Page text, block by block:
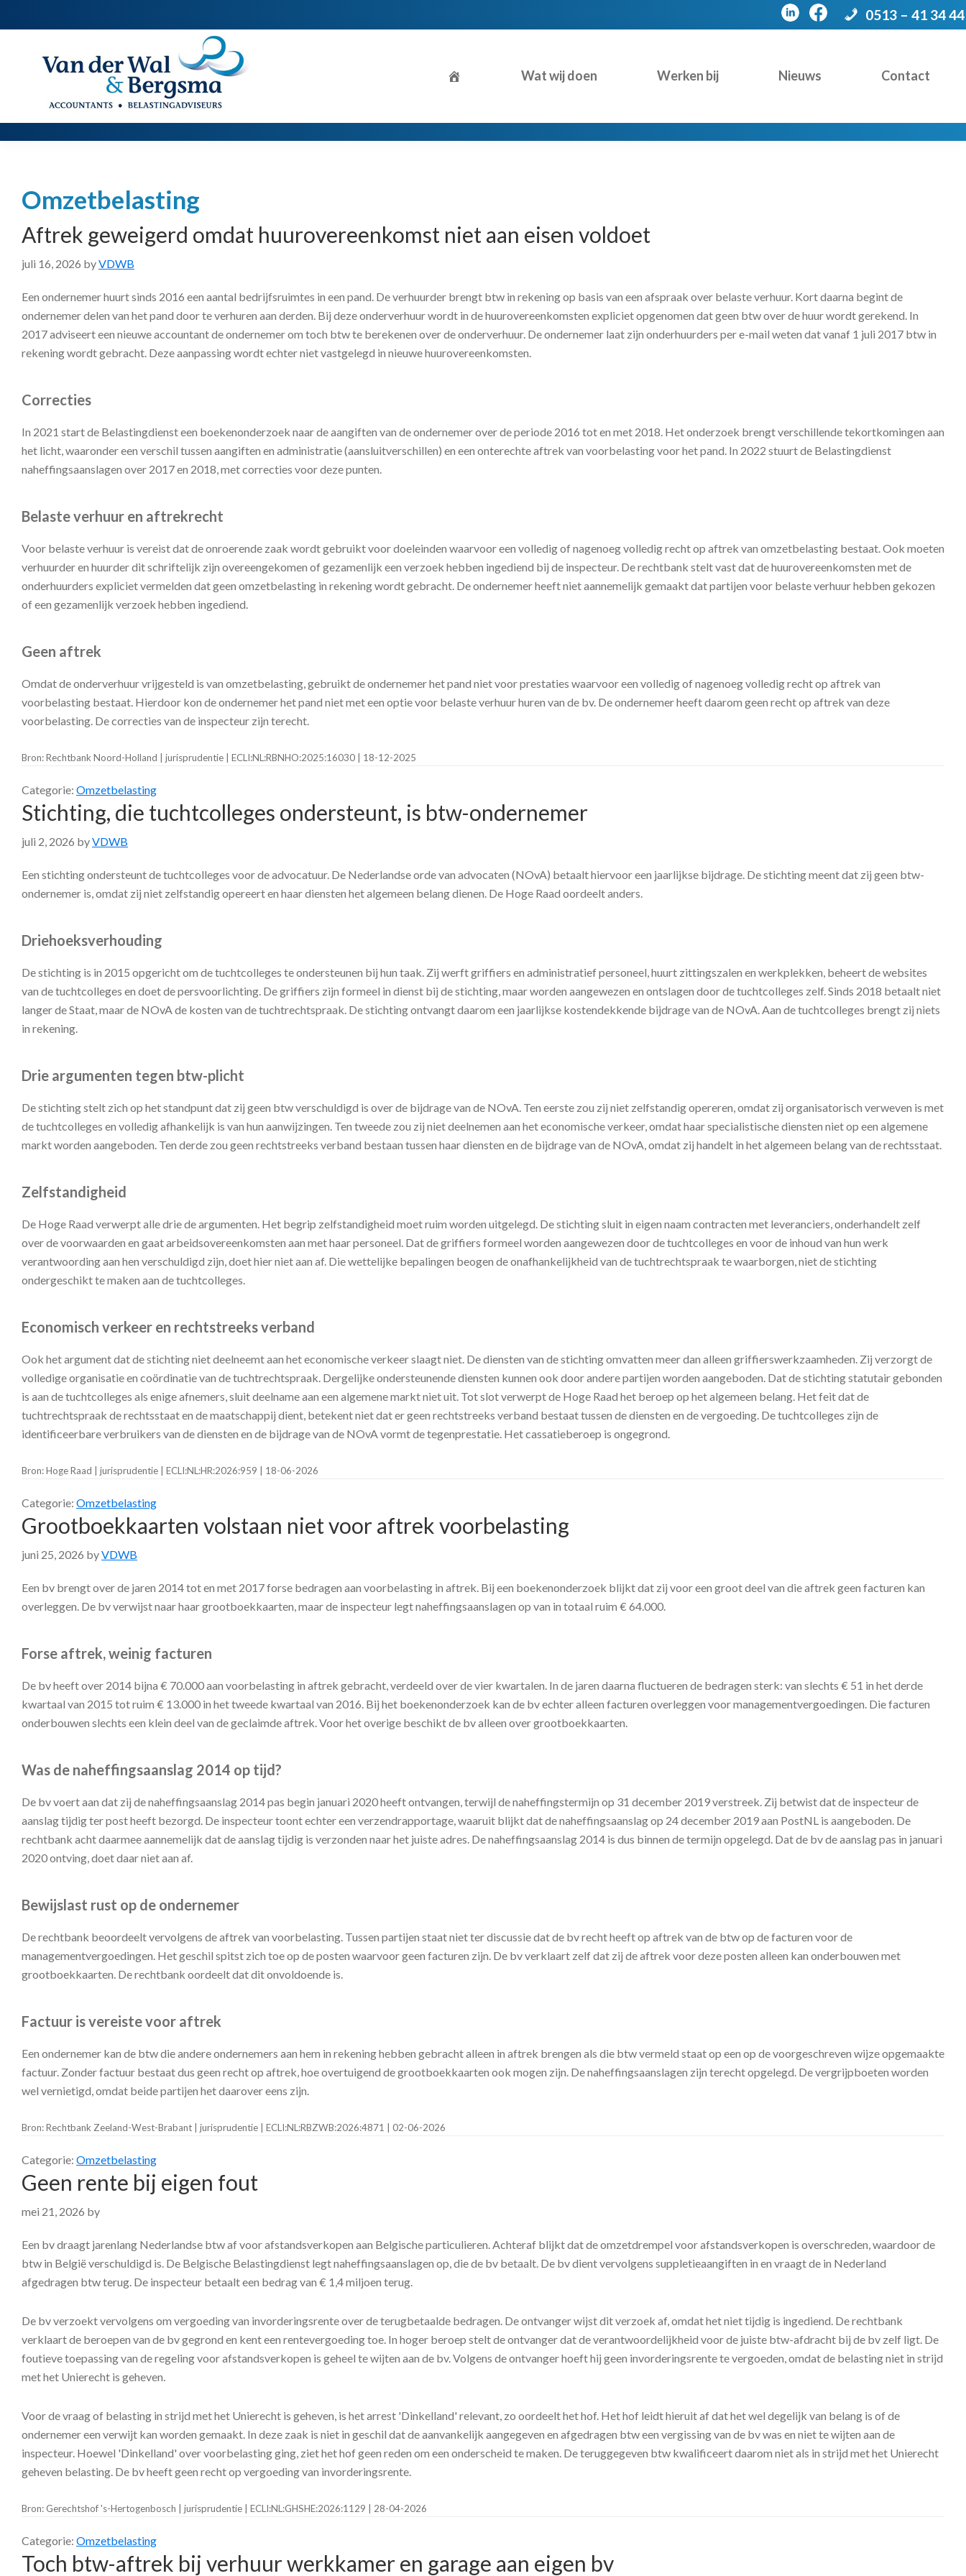
hoofdnavigatie
hoofd
voettekst
0513 – 41 34 44
Van
der
Accountants
|
Wat wij doen Werken bij Nieuws Contact
Omzetbelasting
Aftrek geweigerd omdat huurovereenkomst niet aan eisen voldoet
juli 16, 2026 byVDWB
Een ondernemer huurt sinds 2016 een aantal bedrijfsruimtes in een pand. De verhuurder brengt btw in rekening op basis van een afspraak over belaste verhuur. Kort daarna begint de
ondernemer delen van het pand door te verhuren aan derden. Bij deze onderverhuur wordt in de huurovereenkomsten expliciet opgenomen dat geen btw over de huur wordt gerekend. In
2017 adviseert een nieuwe accountant de ondernemer om toch btw te berekenen over de onderverhuur. De ondernemer laat zijn onderhuurders per e-mail weten dat vanaf 1 juli 2017 btw in
rekening wordt gebracht. Deze aanpassing wordt echter niet vastgelegd in nieuwe huurovereenkomsten.
Correcties
In 2021 start de Belastingdienst een boekenonderzoek naar de aangiften van de ondernemer over de periode 2016 tot en met 2018. Het onderzoek brengt verschillende tekortkomingen aan
het licht, waaronder een verschil tussen aangiften en administratie (aansluitverschillen) en een onterechte aftrek van voorbelasting voor het pand. In 2022 stuurt de Belastingdienst
naheffingsaanslagen over 2017 en 2018, met correcties voor deze punten.
Belaste verhuur en aftrekrecht
Voor belaste verhuur is vereist dat de onroerende zaak wordt gebruikt voor doeleinden waarvoor een volledig of nagenoeg volledig recht op aftrek van omzetbelasting bestaat. Ook moeten
verhuurder en huurder dit schriftelijk zijn overeengekomen of gezamenlijk een verzoek hebben ingediend bij de inspecteur. De rechtbank stelt vast dat de huurovereenkomsten met de
onderhuurders expliciet vermelden dat geen omzetbelasting in rekening wordt gebracht. De ondernemer heeft niet aannemelijk gemaakt dat partijen voor belaste verhuur hebben gekozen
of een gezamenlijk verzoek hebben ingediend.
Geen aftrek
Omdat de onderverhuur vrijgesteld is van omzetbelasting, gebruikt de ondernemer het pand niet voor prestaties waarvoor een volledig of nagenoeg volledig recht op aftrek van
voorbelasting bestaat. Hierdoor kon de ondernemer het pand niet met een optie voor belaste verhuur huren van de bv. De ondernemer heeft daarom geen recht op aftrek van deze
voorbelasting. De correcties van de inspecteur zijn terecht.
Bron: Rechtbank Noord-Holland | jurisprudentie | ECLI:NL:RBNHO:2025:16030 | 18-12-2025
Categorie: Omzetbelasting
Stichting, die tuchtcolleges ondersteunt, is btw-ondernemer
juli 2, 2026 byVDWB
Een stichting ondersteunt de tuchtcolleges voor de advocatuur. De Nederlandse orde van advocaten (NOvA) betaalt hiervoor een jaarlijkse bijdrage. De stichting meent dat zij geen btw-
ondernemer is, omdat zij niet zelfstandig opereert en haar diensten het algemeen belang dienen. De Hoge Raad oordeelt anders.
Driehoeksverhouding
De stichting is in 2015 opgericht om de tuchtcolleges te ondersteunen bij hun taak. Zij werft griffiers en administratief personeel, huurt zittingszalen en werkplekken, beheert de websites
van de tuchtcolleges en doet de persvoorlichting. De griffiers zijn formeel in dienst bij de stichting, maar worden aangewezen en ontslagen door de tuchtcolleges zelf. Sinds 2018 betaalt niet
langer de Staat, maar de NOvA de kosten van de tuchtrechtspraak. De stichting ontvangt daarom een jaarlijkse kostendekkende bijdrage van de NOvA. Aan de tuchtcolleges brengt zij niets
in rekening.
Drie argumenten tegen btw-plicht
De stichting stelt zich op het standpunt dat zij geen btw verschuldigd is over de bijdrage van de NOvA. Ten eerste zou zij niet zelfstandig opereren, omdat zij organisatorisch verweven is met
de tuchtcolleges en volledig afhankelijk is van hun aanwijzingen. Ten tweede zou zij niet deelnemen aan het economische verkeer, omdat haar specialistische diensten niet op een algemene
markt worden aangeboden. Ten derde zou geen rechtstreeks verband bestaan tussen haar diensten en de bijdrage van de NOvA, omdat zij handelt in het algemeen belang van de rechtsstaat.
Zelfstandigheid
De Hoge Raad verwerpt alle drie de argumenten. Het begrip zelfstandigheid moet ruim worden uitgelegd. De stichting sluit in eigen naam contracten met leveranciers, onderhandelt zelf
over de voorwaarden en gaat arbeidsovereenkomsten aan met haar personeel. Dat de griffiers formeel worden aangewezen door de tuchtcolleges en voor de inhoud van hun werk
verantwoording aan hen verschuldigd zijn, doet hier niet aan af. Die wettelijke bepalingen beogen de onafhankelijkheid van de tuchtrechtspraak te waarborgen, niet de stichting
ondergeschikt te maken aan de tuchtcolleges.
Economisch verkeer en rechtstreeks verband
Ook het argument dat de stichting niet deelneemt aan het economische verkeer slaagt niet. De diensten van de stichting omvatten meer dan alleen griffierswerkzaamheden. Zij verzorgt de
volledige organisatie en coördinatie van de tuchtrechtspraak. Dergelijke ondersteunende diensten kunnen ook door andere partijen worden aangeboden. Dat de stichting statutair gebonden
is aan de tuchtcolleges als enige afnemers, sluit deelname aan een algemene markt niet uit. Tot slot verwerpt de Hoge Raad het beroep op het algemeen belang. Het feit dat de
tuchtrechtspraak de rechtsstaat en de maatschappij dient, betekent niet dat er geen rechtstreeks verband bestaat tussen de diensten en de vergoeding. De tuchtcolleges zijn de
identificeerbare verbruikers van de diensten en de bijdrage van de NOvA vormt de tegenprestatie. Het cassatieberoep is ongegrond.
Bron: Hoge Raad | jurisprudentie | ECLI:NL:HR:2026:959 | 18-06-2026
Categorie: Omzetbelasting
Grootboekkaarten volstaan niet voor aftrek voorbelasting
juni 25, 2026 byVDWB
Een bv brengt over de jaren 2014 tot en met 2017 forse bedragen aan voorbelasting in aftrek. Bij een boekenonderzoek blijkt dat zij voor een groot deel van die aftrek geen facturen kan
overleggen. De bv verwijst naar haar grootboekkaarten, maar de inspecteur legt naheffingsaanslagen op van in totaal ruim € 64.000.
Forse aftrek, weinig facturen
De bv heeft over 2014 bijna € 70.000 aan voorbelasting in aftrek gebracht, verdeeld over de vier kwartalen. In de jaren daarna fluctueren de bedragen sterk: van slechts € 51 in het derde
kwartaal van 2015 tot ruim € 13.000 in het tweede kwartaal van 2016. Bij het boekenonderzoek kan de bv echter alleen facturen overleggen voor managementvergoedingen. Die facturen
onderbouwen slechts een klein deel van de geclaimde aftrek. Voor het overige beschikt de bv alleen over grootboekkaarten.
Was de naheffingsaanslag 2014 op tijd?
De bv voert aan dat zij de naheffingsaanslag 2014 pas begin januari 2020 heeft ontvangen, terwijl de naheffingstermijn op 31 december 2019 verstreek. Zij betwist dat de inspecteur de
aanslag tijdig ter post heeft bezorgd. De inspecteur toont echter een verzendrapportage, waaruit blijkt dat de naheffingsaanslag op 24 december 2019 aan PostNL is aangeboden. De
rechtbank acht daarmee aannemelijk dat de aanslag tijdig is verzonden naar het juiste adres. De naheffingsaanslag 2014 is dus binnen de termijn opgelegd. Dat de bv de aanslag pas in januari
2020 ontving, doet daar niet aan af.
Bewijslast rust op de ondernemer
De rechtbank beoordeelt vervolgens de aftrek van voorbelasting. Tussen partijen staat niet ter discussie dat de bv recht heeft op aftrek van de btw op de facturen voor de
managementvergoedingen. Het geschil spitst zich toe op de posten waarvoor geen facturen zijn. De bv verklaart zelf dat zij de aftrek voor deze posten alleen kan onderbouwen met
grootboekkaarten. De rechtbank oordeelt dat dit onvoldoende is.
Factuur is vereiste voor aftrek
Een ondernemer kan de btw die andere ondernemers aan hem in rekening hebben gebracht alleen in aftrek brengen als die btw vermeld staat op een op de voorgeschreven wijze opgemaakte
factuur. Zonder factuur bestaat dus geen recht op aftrek, hoe overtuigend de grootboekkaarten ook mogen zijn. De naheffingsaanslagen zijn terecht opgelegd. De vergrijpboeten worden
wel vernietigd, omdat beide partijen het daarover eens zijn.
Bron: Rechtbank Zeeland-West-Brabant | jurisprudentie | ECLI:NL:RBZWB:2026:4871 | 02-06-2026
Categorie: Omzetbelasting
Geen rente bij eigen fout
mei 21, 2026 by
Een bv draagt jarenlang Nederlandse btw af voor afstandsverkopen aan Belgische particulieren. Achteraf blijkt dat de omzetdrempel voor afstandsverkopen is overschreden, waardoor de
btw in België verschuldigd is. De Belgische Belastingdienst legt naheffingsaanslagen op, die de bv betaalt. De bv dient vervolgens suppletieaangiften in en vraagt de in Nederland
afgedragen btw terug. De inspecteur betaalt een bedrag van € 1,4 miljoen terug.
De bv verzoekt vervolgens om vergoeding van invorderingsrente over de terugbetaalde bedragen. De ontvanger wijst dit verzoek af, omdat het niet tijdig is ingediend. De rechtbank
verklaart de beroepen van de bv gegrond en kent een rentevergoeding toe. In hoger beroep stelt de ontvanger dat de verantwoordelijkheid voor de juiste btw-afdracht bij de bv zelf ligt. De
foutieve toepassing van de regeling voor afstandsverkopen is geheel te wijten aan de bv. Volgens de ontvanger hoeft hij geen invorderingsrente te vergoeden, omdat de belasting niet in strijd
met het Unierecht is geheven.
Voor de vraag of belasting in strijd met het Unierecht is geheven, is het arrest 'Dinkelland' relevant, zo oordeelt het hof. Het hof leidt hieruit af dat het wel degelijk van belang is of de
ondernemer een verwijt kan worden gemaakt. In deze zaak is niet in geschil dat de aanvankelijk aangegeven en afgedragen btw een vergissing van de bv was en niet te wijten aan de
inspecteur. Hoewel 'Dinkelland' over voorbelasting ging, ziet het hof geen reden om een onderscheid te maken. De teruggegeven btw kwalificeert daarom niet als in strijd met het Unierecht
geheven belasting. De bv heeft geen recht op vergoeding van invorderingsrente.
Bron: Gerechtshof 's-Hertogenbosch | jurisprudentie | ECLI:NL:GHSHE:2026:1129 | 28-04-2026
Categorie: Omzetbelasting
Toch btw-aftrek bij verhuur werkkamer en garage aan eigen bv